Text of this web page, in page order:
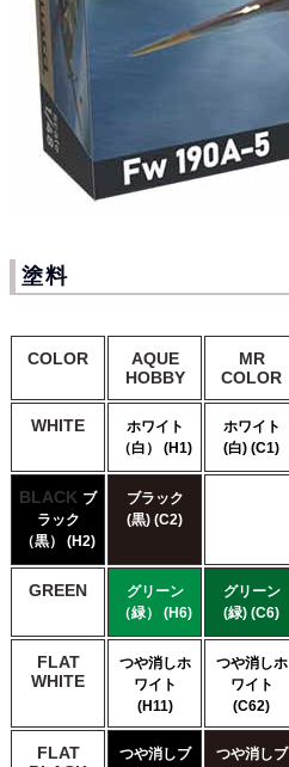
塗料
COLOR
AQUE
HOBBY
MR
COLOR
WHITE
ホワイト
（白） (H1)
ホワイト
(白) (C1)
BLACK ブ
ラック
（黒） (H2)
ブラック
(黒) (C2)
GREEN
グリーン
（緑） (H6)
グリーン
(緑) (C6)
FLAT
WHITE
つや消しホ
ワイト
(H11)
つや消しホ
ワイト
(C62)
FLAT
つや消しブ
つや消しブ